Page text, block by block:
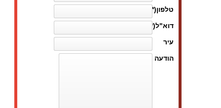
טלפון(*)
דוא"ל(*)
עיר
הודעה